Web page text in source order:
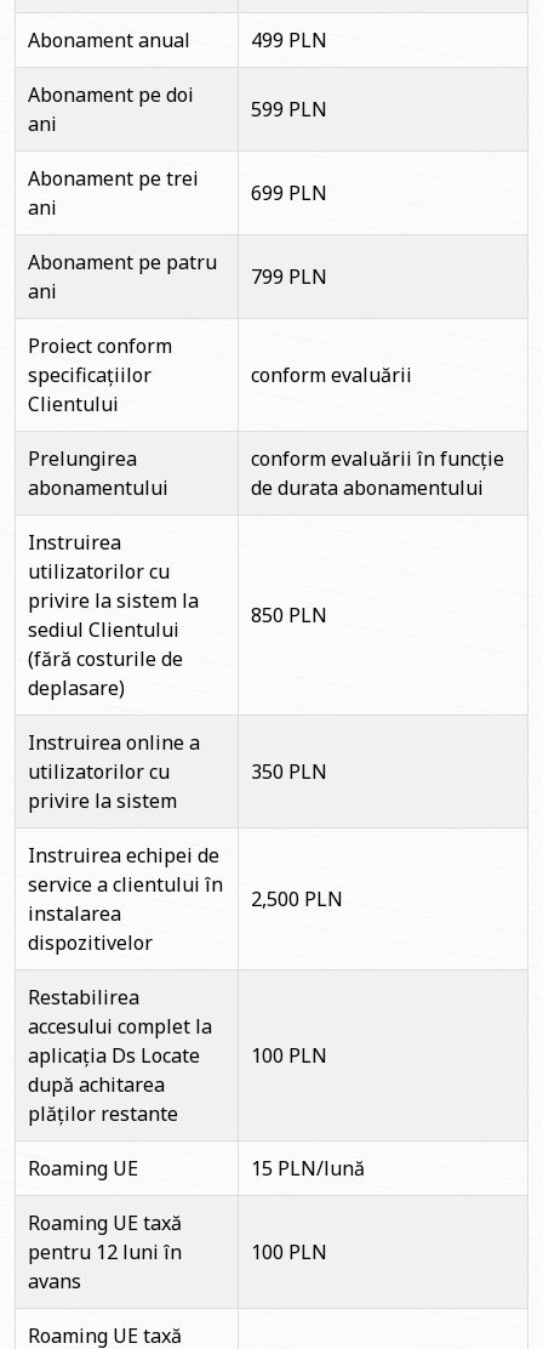
Abonament anual 499 PLN
Abonament pe doi
ani
599 PLN
Abonament pe trei
ani
699 PLN
Abonament pe patru
ani
799 PLN
Proiect conform
specificațiilor
Clientului
conform evaluării
Prelungirea
abonamentului
conform evaluării în funcție
de durata abonamentului
Instruirea
utilizatorilor cu
privire la sistem la
sediul Clientului
(fără costurile de
deplasare)
850 PLN
Instruirea online a
utilizatorilor cu
privire la sistem
350 PLN
Instruirea echipei de
service a clientului în
instalarea
dispozitivelor
2,500 PLN
Restabilirea
accesului complet la
aplicația Ds Locate
după achitarea
plăților restante
100 PLN
Roaming UE 15 PLN/lună
Roaming UE taxă
pentru 12 luni în
avans
100 PLN
Roaming UE taxă